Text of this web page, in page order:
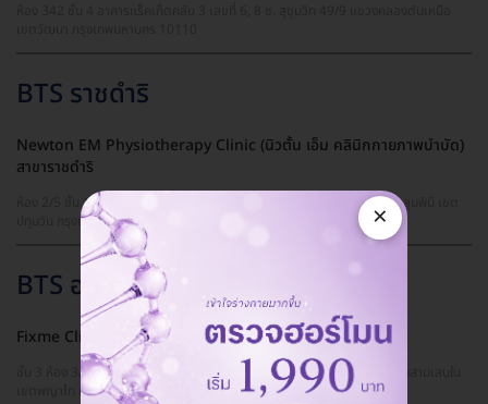
BTS ราชดำริ
Newton EM Physiotherapy Clinic (นิวตั้น เอ็ม คลินิกกายภาพบำบัด)
สาขาราชดำริ
ห้อง 2/5 ชั้น 1 อาคารรอยัล เพลส 1 เลขที่ 2/399 ซ. มหาดเล็กหลวง 1 แขวงลุมพินี เขต
ปทุมวัน กรุงเทพมหานคร 10330,
BTS อารีย์
Fixme Clinic สาขาอารีย์
ชั้น 3 ห้อง 3A เลขที่ 71 อาคารราชครู เมดดิคัลเซนเตอร์ ซ. พหลโยธิน 5 แขวงสามเสนใน
เขตพญาไท กรุงเทพมหานคร 10400
×